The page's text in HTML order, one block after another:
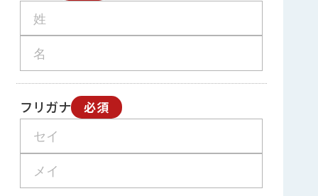
フリガナ 必須